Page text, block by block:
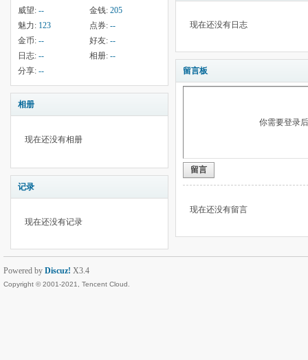
威望: -- 金钱: 205
魅力: 123 点券: --
金币: -- 好友: --
日志: -- 相册: --
分享: --
相册
现在还没有相册
记录
现在还没有记录
现在还没有日志
留言板
你需要登录
留言
现在还没有留言
Powered by Discuz! X3.4
Copyright © 2001-2021, Tencent Cloud.